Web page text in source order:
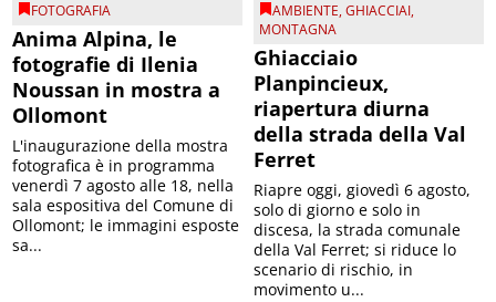
FOTOGRAFIA
Anima Alpina, le
fotografie di Ilenia
Noussan in mostra a
Ollomont
L'inaugurazione della mostra
fotografica è in programma
venerdì 7 agosto alle 18, nella
sala espositiva del Comune di
Ollomont; le immagini esposte
sa...
AMBIENTE,GHIACCIAI,
MONTAGNA
Ghiacciaio
Planpincieux,
riapertura diurna
della strada della Val
Ferret
Riapre oggi, giovedì 6 agosto,
solo di giorno e solo in
discesa, la strada comunale
della Val Ferret; si riduce lo
scenario di rischio, in
movimento u...